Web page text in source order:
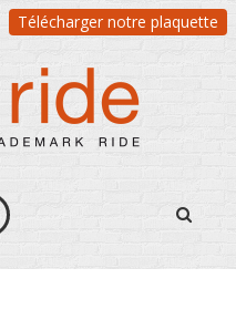
Télécharger notre plaquette